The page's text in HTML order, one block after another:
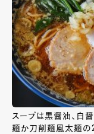
スープは黒醤油、白
麺か刀削麺風太麺の